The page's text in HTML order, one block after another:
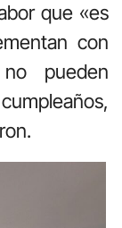
que «es
con
pueden